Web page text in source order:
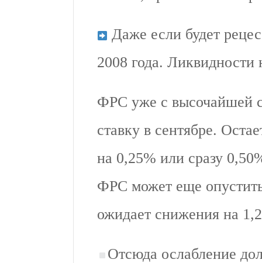
Даже если будет
2008 года. Ликвидности
ФРС уже с высочайшей
ставку в сентябре.
на 0,25% или сразу
ФРС может еще
ожидает снижения на
Отсюда ослабление